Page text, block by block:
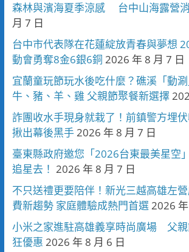
森林與濱海夏季涼感 台中山海露營
月 7 日
台中市代表隊在花蓮綻放青春與夢想
動會勇奪8金6銀6銅 2026 年 8 月 7 日
宜蘭童玩節玩水後吃什麼？礁溪「動
牛、豬、羊、雞 父親節聚餐新選擇
詐團收水手現身就栽了！前鎮警方埋
揪出幕後黑手2026 年 8 月 7 日
臺東縣政府邀您「2026台東最美星空
追星去！ 2026 年 8 月 7 日
不只送禮更要陪伴！新光三越高雄左
費新趨勢 家庭體驗成熱門首選2026
小米之家進駐高雄義享時尚廣場 父
狂優惠 2026 年 8 月 6 日